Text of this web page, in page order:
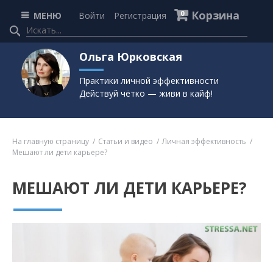
МЕНЮ Войти Регистрация 0 Корзина
Ольга Юрковская
Практики личной эффективности
Действуй чётко — живи в кайф!
На главную страницу Статьи и видео
Личная эффективность
Мешают ли дети карьере?
МЕШАЮТ ЛИ ДЕТИ КАРЬЕРЕ?